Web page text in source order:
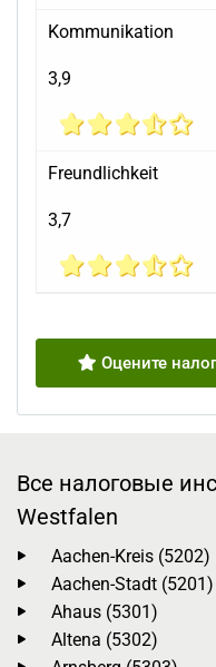
Kommunikation
3,9
Freundlichkeit
3,7
Оцените
Все налоговые
Westfalen
Aachen-Kreis (5202)
Aachen-Stadt (5201)
Ahaus (5301)
Altena (5302)